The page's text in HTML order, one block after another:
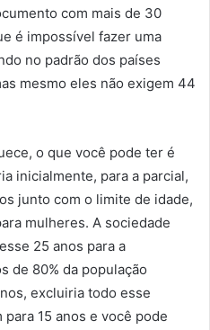
com mais de 30
é impossível fazer uma
no padrão dos países
mesmo eles não exigem 44
o que você pode ter é
inicialmente, para a parcial,
junto com o limite de idade,
mulheres. A sociedade
25 anos para a
de 80% da população
excluiria todo esse
15 anos e você pode